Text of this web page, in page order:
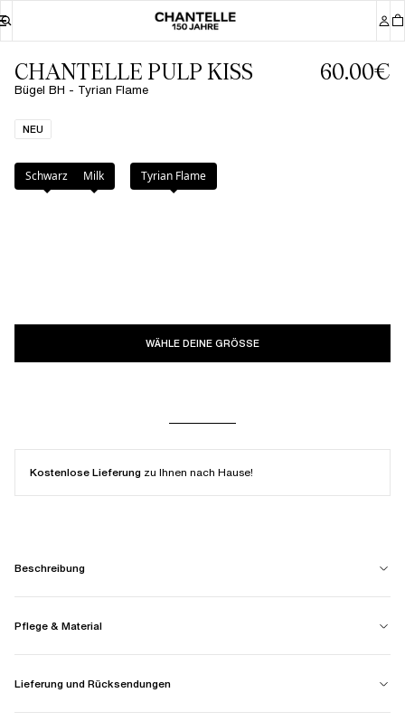
CHANTELLE PULP KISS
Bügel BH - Tyrian Flame
60.00€
NEU
Farbe: Tyrian Flame
Schwarz Milk Tyrian Flame
WÄHLE DEINE GRÖSSE
Kostenlose Lieferung zu Ihnen nach Hause!
Beschreibung
Pflege & Material
Lieferung und Rücksendungen